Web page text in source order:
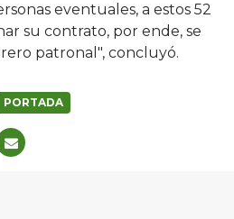
eventuales, a estos 52
su contrato, por ende, se
patronal", concluyó.
PORTADA